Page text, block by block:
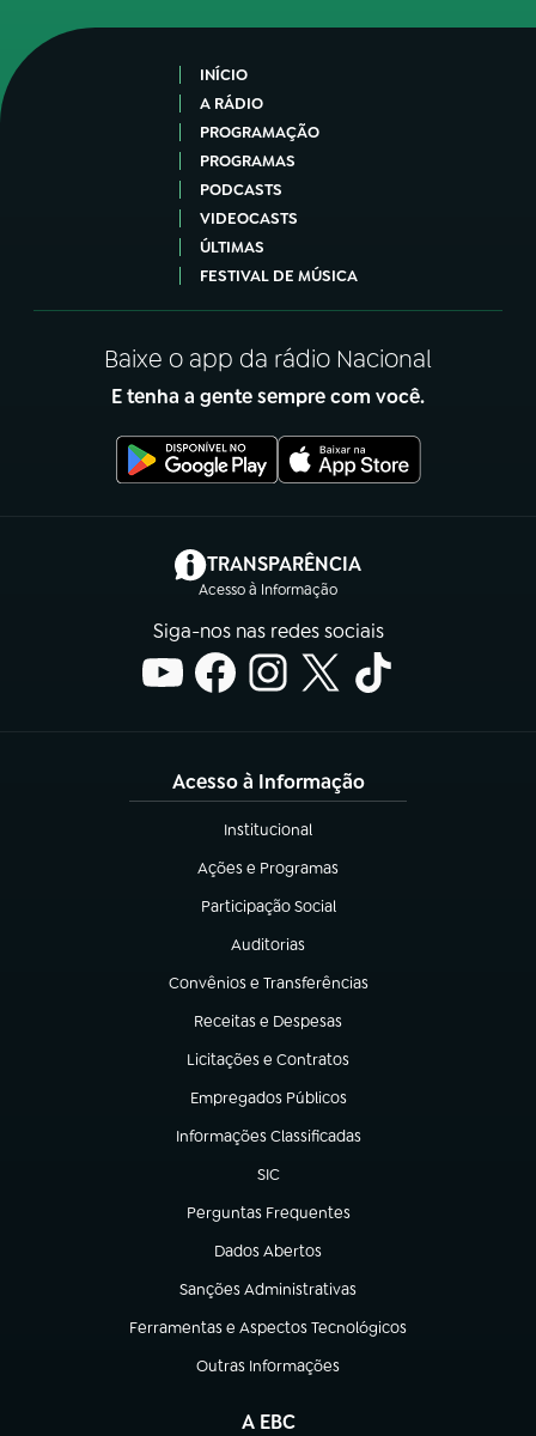
INÍCIO
A RÁDIO
PROGRAMAÇÃO
PROGRAMAS
PODCASTS
VIDEOCASTS
ÚLTIMAS
FESTIVAL DE MÚSICA
Baixe o app da rádio Nacional
E tenha a gente sempre com você.
TRANSPARÊNCIA
Acesso à Informação
(abre em nova aba)
Siga-nos nas redes sociais
Acesso à Informação
Institucional
(abre em nova aba)
Ações e Programas
(abre em nova aba)
Participação Social
(abre em nova aba)
Auditorias
(abre em nova aba)
Convênios e Transferências
(abre em nova aba)
Receitas e Despesas
(abre em nova aba)
Licitações e Contratos
(abre em nova aba)
Empregados Públicos
(abre em nova aba)
Informações Classificadas
(abre em nova aba)
SIC
(abre em nova aba)
Perguntas Frequentes
(abre em nova aba)
Dados Abertos
(abre em nova aba)
Sanções Administrativas
(abre em nova aba)
Ferramentas e Aspectos Tecnológicos
(abre em nova aba)
Outras Informações
(abre em nova aba)
A EBC